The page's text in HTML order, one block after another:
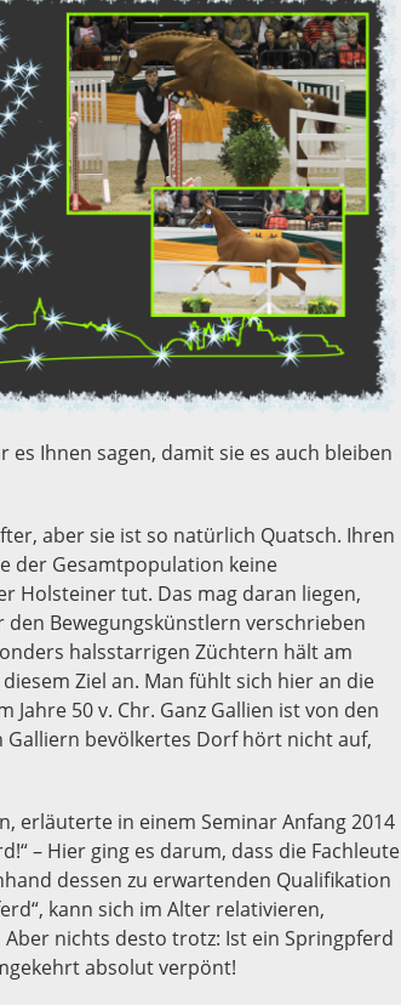
Ihnen sagen, damit sie es auch bleiben
aber sie ist so natürlich Quatsch. Ihren
der Gesamtpopulation keine
Holsteiner tut. Das mag daran liegen,
den Bewegungskünstlern verschrieben
halsstarrigen Züchtern hält am
Ziel an. Man fühlt sich hier an die
50 v. Chr. Ganz Gallien ist von den
Galliern bevölkertes Dorf hört nicht auf,
erläuterte in einem Seminar Anfang 2014
– Hier ging es darum, dass die Fachleute
dessen zu erwartenden Qualifikation
kann sich im Alter relativieren,
nichts desto trotz: Ist ein Springpferd
absolut verpönt!